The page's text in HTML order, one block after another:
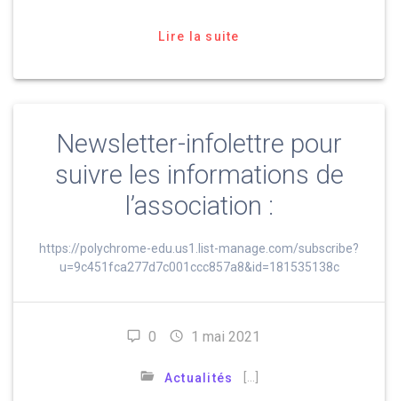
Lire la suite
Newsletter-infolettre pour
suivre les informations de
l’association :
https://polychrome-edu.us1.list-manage.com/subscribe?
u=9c451fca277d7c001ccc857a8&id=181535138c
0 1 mai 2021
Actualités